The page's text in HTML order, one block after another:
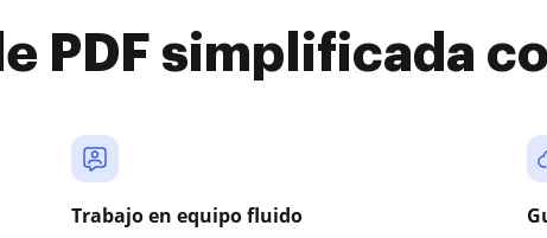
PDF simplificada
Trabajo en equipo fluido